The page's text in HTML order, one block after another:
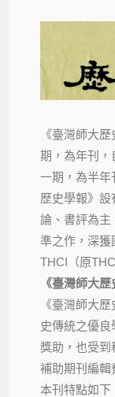
《臺灣師大
期，為年刊，
一期，為半年
歷史學報》
論、書評為主
準之作，深獲
THCI（原
《臺灣師大
《臺灣師大
史傳統之優
獎助，也受到
補助期刊編輯
本刊特點如下